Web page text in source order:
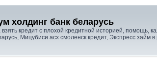
холдинг банк беларусь
кредит с плохой кредитной историей, помощь,
Мицубиси асх смоленск кредит, Экспресс займ в